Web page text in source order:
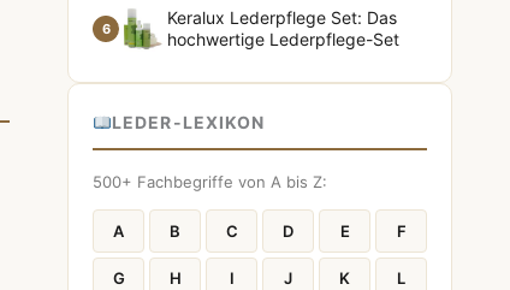
6
Keralux Lederpflege Set: Das
hochwertige Lederpflege-Set
LEDER-LEXIKON
500+ Fachbegriffe von A bis Z:
A B C D E F
G H I J K L